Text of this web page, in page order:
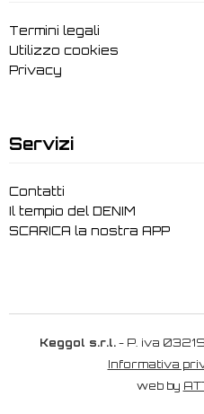
Termini legali
Utilizzo cookies
Privacy
Servizi
Contatti
Il tempio del DENIM
SCARICA la nostra APP
Keggol s.r.l.- P. iva
Informativa
web by